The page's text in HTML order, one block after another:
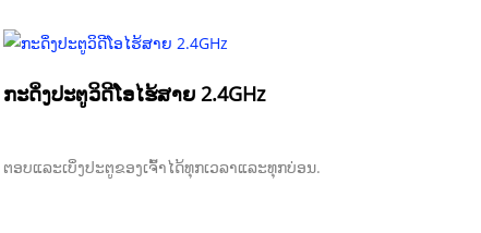
ກະດິ່ງປະຕູວິດີໂອໄຮ້ສາຍ 2.4GHz
ຕອບແລະເບິ່ງປະຕູຂອງເຈົ້າໄດ້ທຸກເວລາແລະທຸກບ່ອນ.